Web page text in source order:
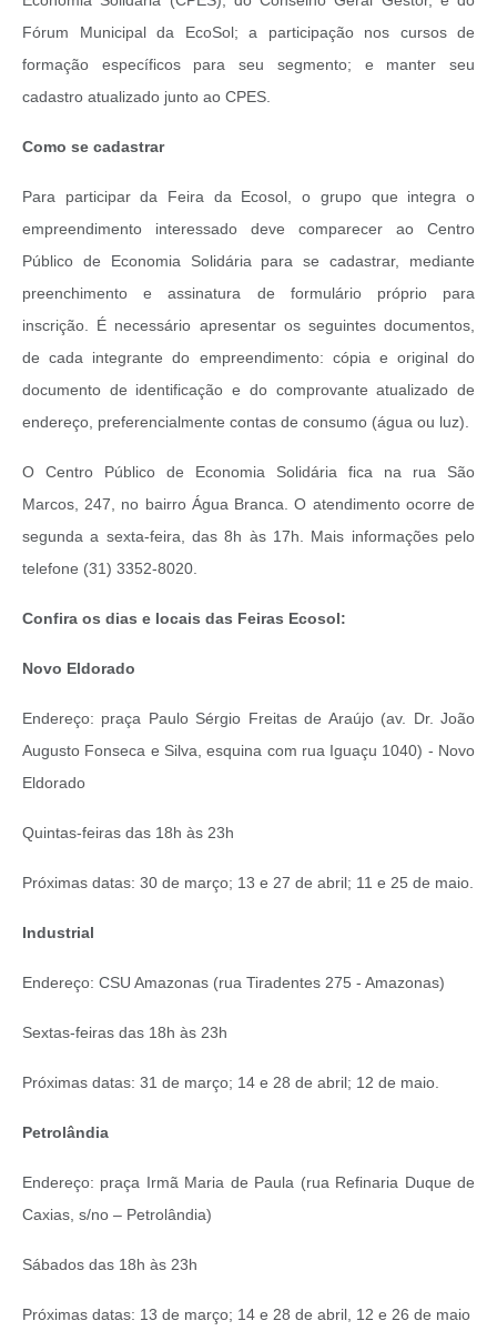
Fórum Municipal da EcoSol; a participação nos cursos de
formação específicos para seu segmento; e manter seu
cadastro atualizado junto ao CPES.
Como se cadastrar
Para participar da Feira da Ecosol, o grupo que integra o
empreendimento interessado deve comparecer ao Centro
Público de Economia Solidária para se cadastrar, mediante
preenchimento e assinatura de formulário próprio para
inscrição. É necessário apresentar os seguintes documentos,
de cada integrante do empreendimento: cópia e original do
documento de identificação e do comprovante atualizado de
endereço, preferencialmente contas de consumo (água ou luz).
O Centro Público de Economia Solidária fica na rua São
Marcos, 247, no bairro Água Branca. O atendimento ocorre de
segunda a sexta-feira, das 8h às 17h. Mais informações pelo
telefone (31) 3352-8020.
Confira os dias e locais das Feiras Ecosol:
Novo Eldorado
Endereço: praça Paulo Sérgio Freitas de Araújo (av. Dr. João
Augusto Fonseca e Silva, esquina com rua Iguaçu 1040) - Novo
Eldorado
Quintas‐feiras das 18h às 23h
Próximas datas: 30 de março; 13 e 27 de abril; 11 e 25 de maio.
Industrial
Endereço: CSU Amazonas (rua Tiradentes 275 ‐ Amazonas)
Sextas‐feiras das 18h às 23h
Próximas datas: 31 de março; 14 e 28 de abril; 12 de maio.
Petrolândia
Endereço: praça Irmã Maria de Paula (rua Refinaria Duque de
Caxias, s/no – Petrolândia)
Sábados das 18h às 23h
Próximas datas: 13 de março; 14 e 28 de abril, 12 e 26 de maio